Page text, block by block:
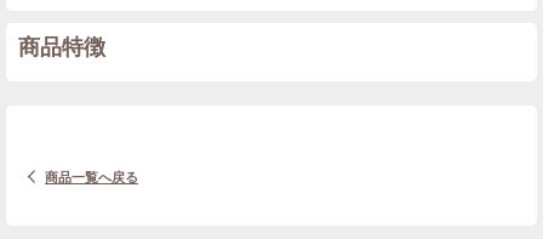
商品特徴
商品一覧へ戻る